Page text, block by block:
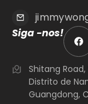
Siga -nos!
Shitang
Distrito de
Guangdong,